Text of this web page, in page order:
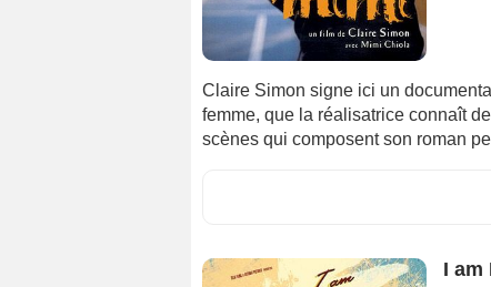
Claire Simon signe ici un
femme, que la réalisatrice connaît
scènes qui composent son roman
I am